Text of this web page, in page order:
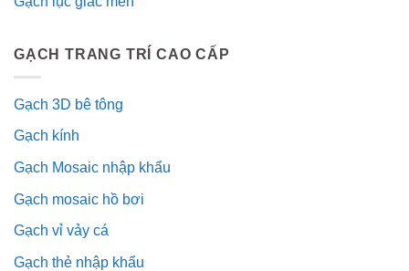
GẠCH TRANG TRÍ CAO CẤP
Gạch 3D bê tông
Gạch kính
Gạch Mosaic nhập khẩu
Gạch mosaic hồ bơi
Gạch vỉ vảy cá
Gạch thẻ nhập khẩu